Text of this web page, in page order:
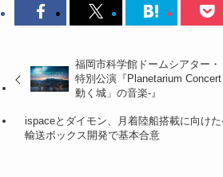
福岡市科学館ドームシアター
特別公演『Planetarium
動く城」の音楽-』
ispaceとダイモン、月着陸船搭載に向け
輸送ボックス開発で基本合意